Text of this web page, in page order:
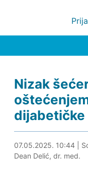
Nizak
07.05.2025. 11:07
07.05.2025. 10:44|
Dean Delić, dr. med.